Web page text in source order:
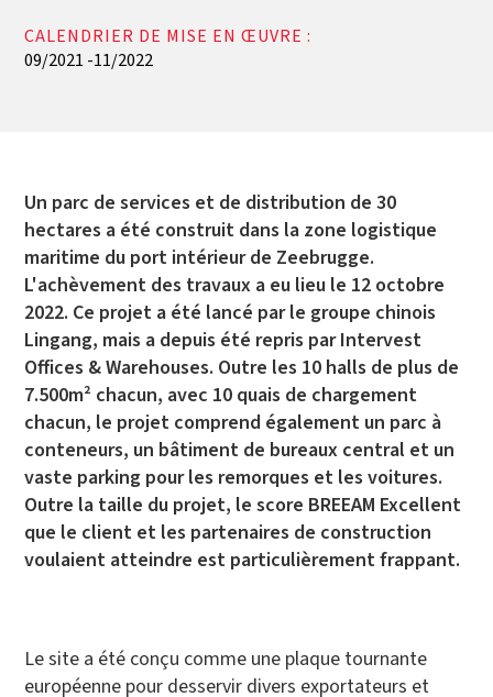
CALENDRIER DE MISE EN ŒUVRE :
09/2021 -11/2022
Un parc de services et de distribution de 30
hectares a été construit dans la zone logistique
maritime du port intérieur de Zeebrugge.
L'achèvement des travaux a eu lieu le 12 octobre
2022. Ce projet a été lancé par le groupe chinois
Lingang, mais a depuis été repris par Intervest
Offices & Warehouses. Outre les 10 halls de plus de
7.500m² chacun, avec 10 quais de chargement
chacun, le projet comprend également un parc à
conteneurs, un bâtiment de bureaux central et un
vaste parking pour les remorques et les voitures.
Outre la taille du projet, le score BREEAM Excellent
que le client et les partenaires de construction
voulaient atteindre est particulièrement frappant.
Le site a été conçu comme une plaque tournante
européenne pour desservir divers exportateurs et